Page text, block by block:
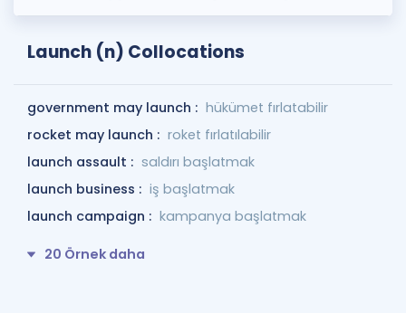
Launch (n) Collocations
government may launch : hükümet fırlatabilir
rocket may launch : roket fırlatılabilir
launch assault : saldırı başlatmak
launch business : iş başlatmak
launch campaign : kampanya başlatmak
20 Örnek daha